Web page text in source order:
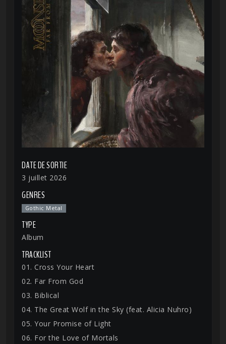
DATE DE SORTIE
3 juillet 2026
GENRES
Gothic Metal
TYPE
Album
TRACKLIST
01. Cross Your Heart
02. Far From God
03. Biblical
04. The Great Wolf in the Sky (feat. Alicia Nuhro)
05. Your Promise of Light
06. For the Love of Mortals